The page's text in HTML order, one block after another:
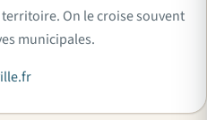
On le croise souvent
municipales.